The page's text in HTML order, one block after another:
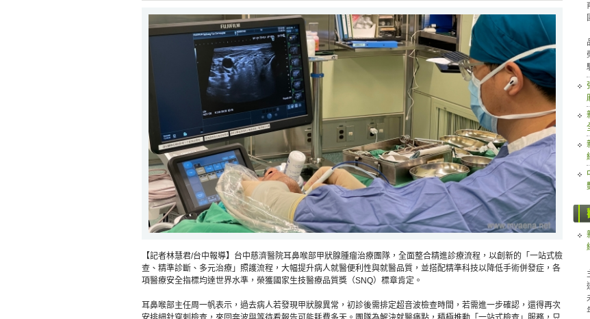
【記者林慧君/台中報導】台中慈濟醫院耳鼻喉部甲狀腺腫瘤治療團隊，全面整合精進診療流程，以創新的「一站式檢
查、精準診斷、多元治療」照護流程，大幅提升病人就醫便利性與就醫品質，並搭配精準科技以降低手術併發症，各
項醫療安全指標均達世界水準，榮獲國家生技醫療品質獎（SNQ）標章肯定。
耳鼻喉部主任周一帆表示，過去病人若發現甲狀腺異常，初診後需排定超音波檢查時間，若需進一步確認，還得再次